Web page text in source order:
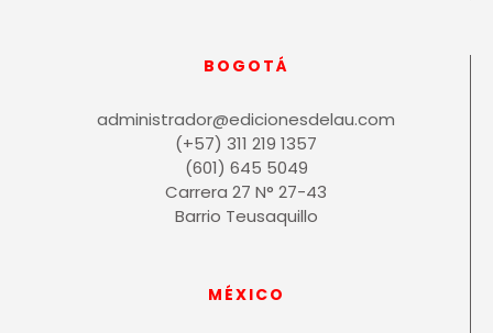
BOGOTÁ
administrador@edicionesdelau.com
(+57) 311 219 1357
(601) 645 5049
Carrera 27 N° 27-43
Barrio Teusaquillo
MÉXICO